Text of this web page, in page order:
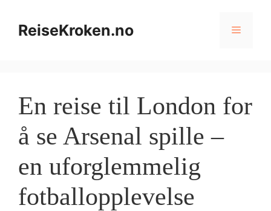
innholdReiseKroken.no Meny
En reise til London for
å se Arsenal spille –
en uforglemmelig
fotballopplevelse